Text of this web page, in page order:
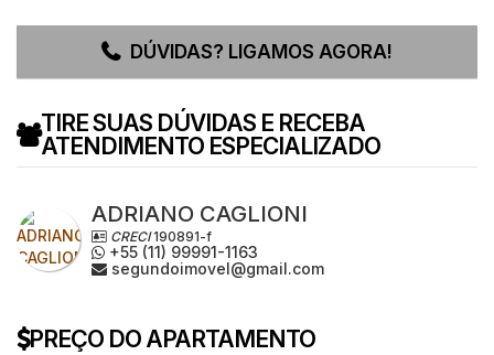
DÚVIDAS? LIGAMOS AGORA!
TIRE SUAS DÚVIDAS E RECEBA
ATENDIMENTO ESPECIALIZADO
ADRIANO CAGLIONI
CRECI190891-f
+55 (11) 99991-1163
segundoimovel@gmail.com
PREÇO DO APARTAMENTO